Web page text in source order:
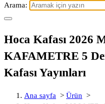
Arama:
Hoca Kafası 2026
KAFAMETRE 5
Kafası Yayınları
Ana sayfa > Ürün >